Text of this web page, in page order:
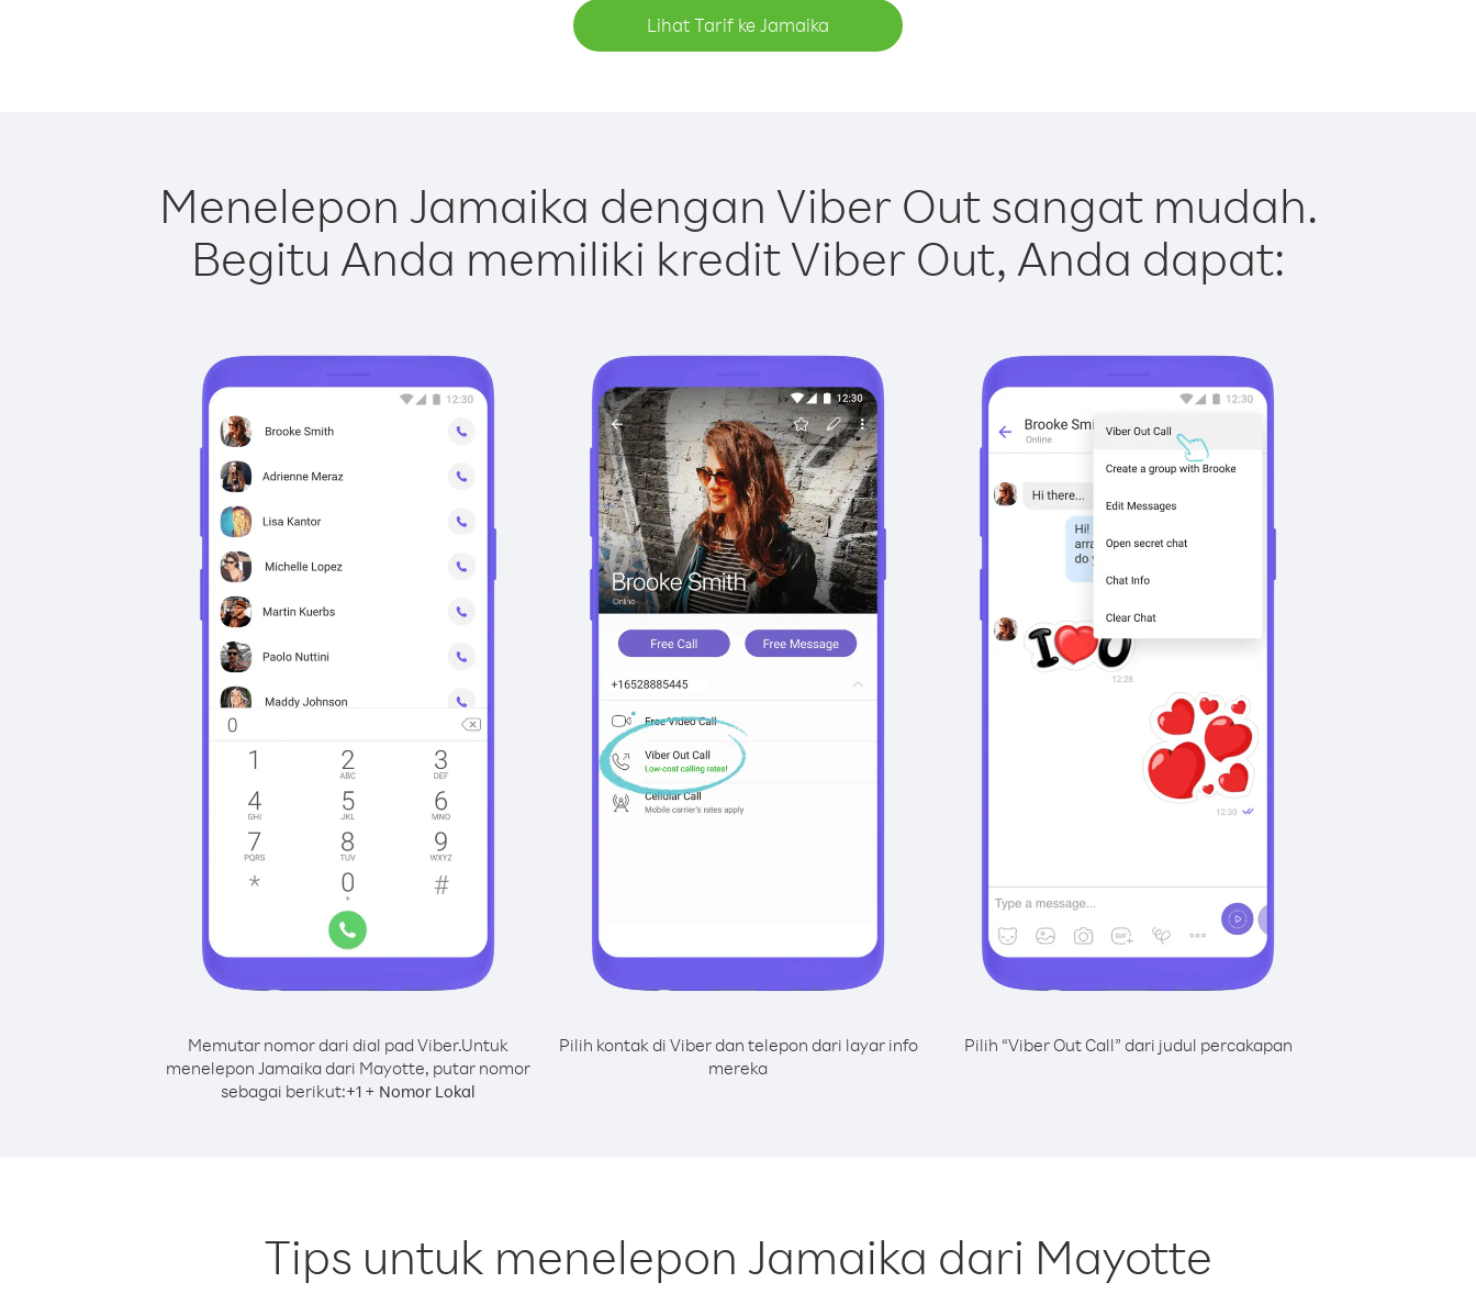
Lihat Tarif ke Jamaika
Menelepon Jamaika dengan Viber Out sangat mudah.
Begitu Anda memiliki kredit Viber Out, Anda dapat:
Memutar nomor dari dial pad Viber.Untuk
menelepon Jamaika dari Mayotte, putar nomor
sebagai berikut:+1 + Nomor Lokal
Pilih kontak di Viber dan telepon dari layar info
mereka
Pilih “Viber Out Call” dari judul percakapan
Tips untuk menelepon Jamaika dari Mayotte